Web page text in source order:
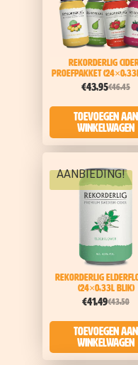
Rekorderlig
Proefpakket
€46,45
€43,95
Toevoegen aan
winkelwagen
AANBIEDING!
Rekorderlig
(24×0,33l blik)
€43,50
€41,49
Toevoegen aan
winkelwagen